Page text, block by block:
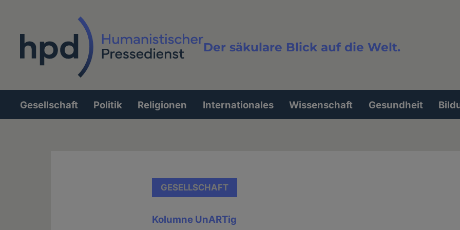
Der säkulare Blick auf die Welt.
Volltextsuche
Hauptnavigation
Gesellschaft Politik Religionen Internationales Wissenschaft Gesundheit
GESELLSCHAFT
Kolumne UnARTig